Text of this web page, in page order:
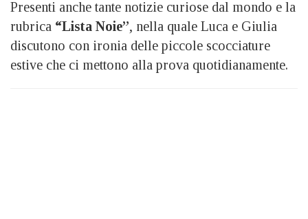
Presenti anche tante notizie curiose dal mondo e la
rubrica “Lista Noie”, nella quale Luca e Giulia
discutono con ironia delle piccole scocciature
estive che ci mettono alla prova quotidianamente.